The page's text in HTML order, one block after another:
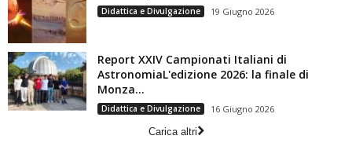
Didattica e Divulgazione 19 Giugno 2026
Report XXIV Campionati Italiani di
AstronomiaL'edizione 2026: la finale di
Monza...
Didattica e Divulgazione
16 Giugno 2026
Carica altri